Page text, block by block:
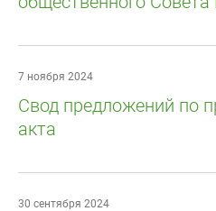
7 ноября 2024
Свод предложений по
акта
30 сентября 2024